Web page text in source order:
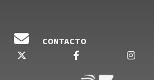
CONTACTO